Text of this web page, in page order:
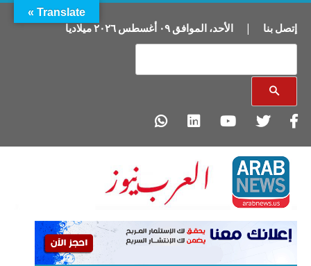
إتصل بنا | الأحد، الموافق٠٩ أغسطس ٢٠٢٦ميلاديا
Translate »